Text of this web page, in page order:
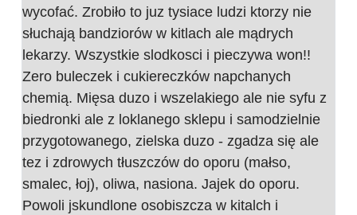
wycofać. Zrobiło to juz tysiace ludzi ktorzy nie
słuchają bandziorów w kitlach ale mądrych
lekarzy. Wszystkie slodkosci i pieczywa won!!
Zero buleczek i cukiereczków napchanych
chemią. Mięsa duzo i wszelakiego ale nie syfu z
biedronki ale z loklanego sklepu i samodzielnie
przygotowanego, zielska duzo - zgadza się ale
tez i zdrowych tłuszczów do oporu (małso,
smalec, łoj), oliwa, nasiona. Jajek do oporu.
Powoli jskundlone osobiszcza w kitalch i